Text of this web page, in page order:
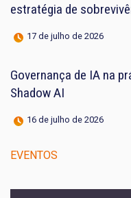
estratégia de
17 de julho de 2026
Governança de IA na
Shadow AI
16 de julho de 2026
EVENTOS